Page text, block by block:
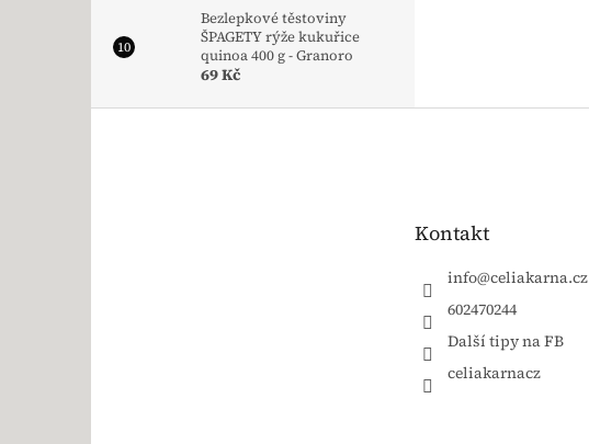
Bezlepkové těstoviny
ŠPAGETY rýže kukuřice
quinoa 400 g - Granoro
69 Kč
Kontakt
info@celiakarna.cz
602470244
Další tipy na FB
celiakarnacz